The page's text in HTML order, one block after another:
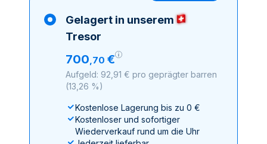
Gelagert in unserem
Tresor
700,70 €
Aufgeld: 92,91 € pro geprägter barren
(13,26 %)
Kostenlose Lagerung bis zu 0 €
Kostenloser und sofortiger
Wiederverkauf rund um die Uhr